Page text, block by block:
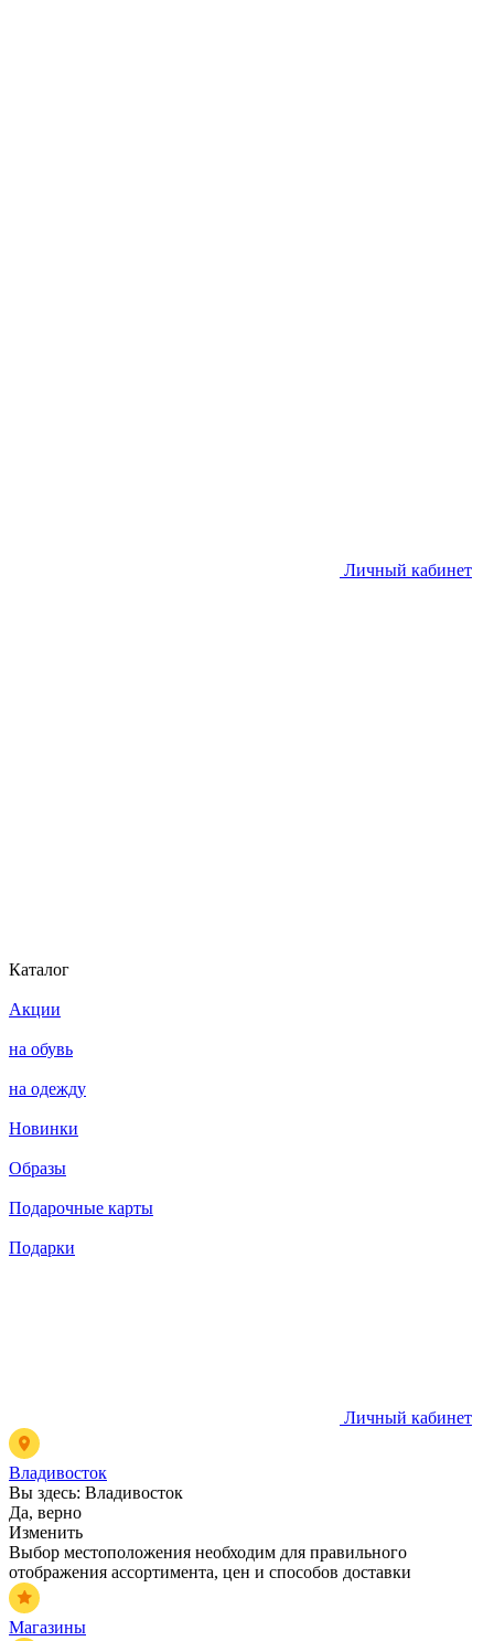
Личный кабинет
Каталог
Акции
на обувь
на одежду
Новинки
Образы
Подарочные карты
Подарки
Личный кабинет
Владивосток
Вы здесь: Владивосток
Да, верно
Изменить
Выбор местоположения необходим для правильного
отображения ассортимента, цен и способов доставки
Магазины